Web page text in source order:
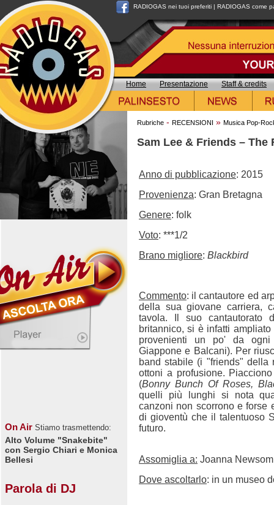
RADIOGAS nei tuoi preferiti | RADIOGAS come
Home Presentazione Staff & credits
On Air Stiamo trasmettendo:
Alto Volume "Snakebite"
con Sergio Chiari e Monica
Bellesi
Parola di DJ
Rubriche - RECENSIONI » Musica Pop-
Sam Lee & Friends – The
Anno di pubblicazione: 2015
Provenienza: Gran Bretagna
Genere: folk
Voto: ***1/2
Brano migliore: Blackbird
Commento: il cantautore ed
della sua giovane carriera,
tavola. Il suo cantautorato
britannico, si è infatti
provenienti un po' da
Giappone e Balcani). Per
band stabile (i "friends" della
ottoni a profusione.
(Bonny Bunch Of Roses,
quelli più lunghi si nota
canzoni non scorrono e forse
di gioventù che il talentuoso
futuro.
Assomiglia a: Joanna
Dove ascoltarlo: in un museo